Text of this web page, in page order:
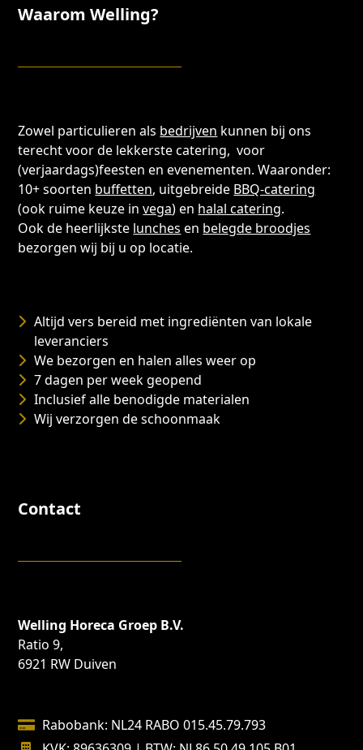
Waarom Welling?
Zowel particulieren als bedrijven kunnen bij ons
terecht voor de lekkerste catering, voor
(verjaardags)feesten en evenementen. Waaronder:
10+ soorten buffetten, uitgebreide BBQ-catering
(ook ruime keuze invega) en halal catering.
Ook de heerlijkste lunches en belegde broodjes
bezorgen wij bij u op locatie.
Altijd vers bereid met ingrediënten van lokale
leveranciers
We bezorgen en halen alles weer op
7 dagen per week geopend
Inclusief alle benodigde materialen
Wij verzorgen de schoonmaak
Contact
Welling Horeca Groep B.V.
Ratio 9,
6921 RW Duiven
Rabobank: NL24 RABO 015.45.79.793